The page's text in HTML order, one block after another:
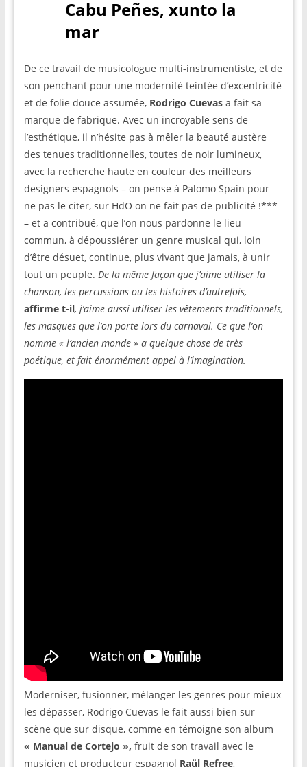
Cabu Peñes, xunto la
mar
De ce travail de musicologue multi-instrumentiste, et de
son penchant pour une modernité teintée d’excentricité
et de folie douce assumée, Rodrigo Cuevas a fait sa
marque de fabrique. Avec un incroyable sens de
l’esthétique, il n’hésite pas à mêler la beauté austère
des tenues traditionnelles, toutes de noir lumineux,
avec la recherche haute en couleur des meilleurs
designers espagnols – on pense à Palomo Spain pour
ne pas le citer, sur HdO on ne fait pas de publicité !***
– et a contribué, que l’on nous pardonne le lieu
commun, à dépoussiérer un genre musical qui, loin
d’être désuet, continue, plus vivant que jamais, à unir
tout un peuple. De la même façon que j’aime utiliser la
chanson, les percussions ou les histoires d’autrefois,
affirme t-il, j’aime aussi utiliser les vêtements traditionnels,
les masques que l’on porte lors du carnaval. Ce que l’on
nomme « l’ancien monde » a quelque chose de très
poétique, et fait énormément appel à l’imagination.
Moderniser, fusionner, mélanger les genres pour mieux
les dépasser, Rodrigo Cuevas le fait aussi bien sur
scène que sur disque, comme en témoigne son album
« Manual de Cortejo », fruit de son travail avec le
musicien et producteur espagnol Raül Refree,